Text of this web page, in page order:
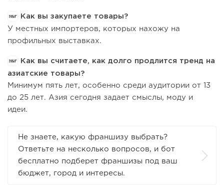
Как вы закупаете товары?
У местных импортеров, которых нахожу на
профильных выставках.
Как вы считаете, как долго продлится тренд на
азиатские товары?
Минимум пять лет, особенно среди аудитории от 13
до 25 лет. Азия сегодня задает смыслы, моду и
идеи.
Не знаете, какую франшизу выбрать?
Ответьте на несколько вопросов, и бот
бесплатно подберет франшизы под ваш
бюджет, город и интересы.